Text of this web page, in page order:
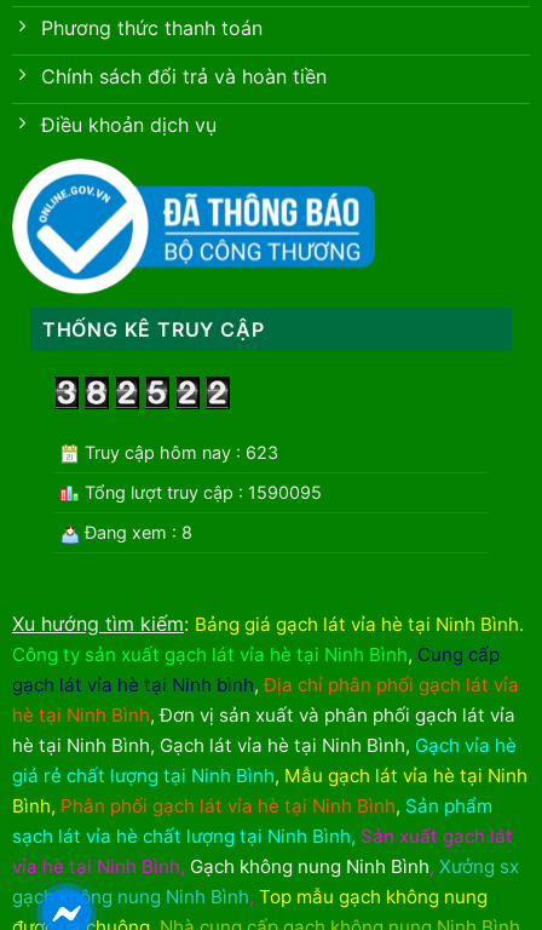
Phương thức thanh toán
Chính sách đổi trả và hoàn tiền
Điều khoản dịch vụ
THỐNG KÊ TRUY CẬP
Truy cập hôm nay : 623
Tổng lượt truy cập : 1590095
Đang xem : 8
Xu hướng tìm kiếm: Bảng giá gạch lát vỉa hè tại Ninh Bình.
Công ty sản xuất gạch lát vỉa hè tại Ninh Bình, Cung cấp
gạch lát vỉa hè tại Ninh bình,Địa chỉ phân phối gạch lát vỉa
hè tại Ninh Bình,Đơn vị sản xuất và phân phối gạch lát vỉa
hè tại Ninh Bình, Gạch lát vỉa hè tại Ninh Bình, Gạch vỉa hè
giá rẻ chất lượng tại Ninh Bình, Mẫu gạch lát vỉa hè tại Ninh
Bình, Phân phối gạch lát vỉa hè tại Ninh Bình, Sản phẩm
sạch lát vỉa hè chất lượng tại Ninh Bình, Sản xuất gạch lát
vỉa hè tại Ninh Bình, Gạch không nung Ninh Bình, Xưởng sx
gạch không nung Ninh Bình, Top mẫu gạch không nung